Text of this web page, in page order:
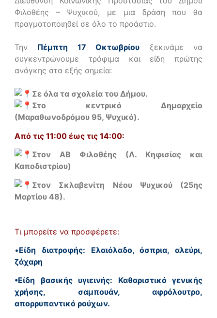
Φιλοθέης – Ψυχικού, με μια δράση που θα
πραγματοποιηθεί σε όλο το προάστιο.
Την Πέμπτη 17 Οκτωβρίου ξεκινάμε να
συγκεντρώνουμε τρόφιμα και είδη πρώτης
ανάγκης στα εξής σημεία:
Σε όλα τα σχολεία του Δήμου.
Στο κεντρικό Δημαρχείο
(Μαραθωνοδρόμου 95, Ψυχικό).
Από τις 11:00 έως τις 14:00:
Στον ΑΒ Φιλοθέης (Λ. Κηφισίας και
Καποδιστρίου)
Στον Σκλαβενίτη Νέου Ψυχικού (25ης
Μαρτίου 48).
Τι μπορείτε να προσφέρετε:
•Είδη διατροφής: Ελαιόλαδο, όσπρια, αλεύρι,
ζάχαρη
•Είδη βασικής υγιεινής: Καθαριστικό γενικής
χρήσης, σαμπουάν, αφρόλουτρο,
απορρυπαντικό ρούχων.